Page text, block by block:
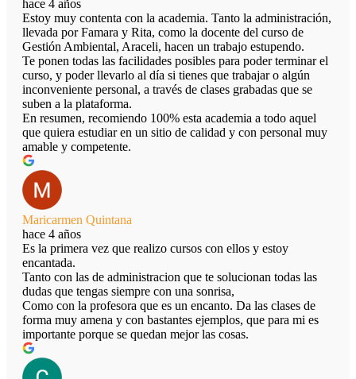
hace 4 años
Estoy muy contenta con la academia. Tanto la administración,
llevada por Famara y Rita, como la docente del curso de
Gestión Ambiental, Araceli, hacen un trabajo estupendo.
Te ponen todas las facilidades posibles para poder terminar el
curso, y poder llevarlo al día si tienes que trabajar o algún
inconveniente personal, a través de clases grabadas que se
suben a la plataforma.
En resumen, recomiendo 100% esta academia a todo aquel
que quiera estudiar en un sitio de calidad y con personal muy
amable y competente.
Maricarmen Quintana
hace 4 años
Es la primera vez que realizo cursos con ellos y estoy
encantada.
Tanto con las de administracion que te solucionan todas las
dudas que tengas siempre con una sonrisa,
Como con la profesora que es un encanto. Da las clases de
forma muy amena y con bastantes ejemplos, que para mi es
importante porque se quedan mejor las cosas.